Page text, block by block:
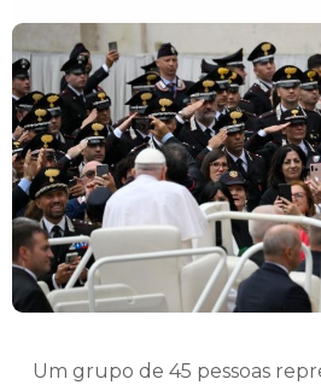
Um grupo de 45 pessoas